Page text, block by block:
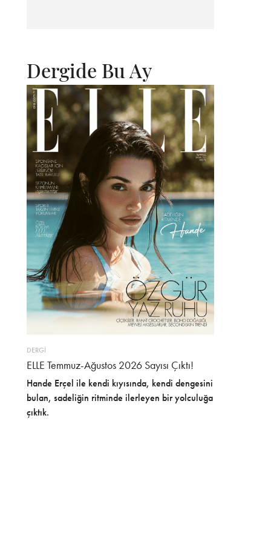
Dergide Bu Ay
DERGİ
ELLE Temmuz-Ağustos 2026 Sayısı Çıktı!
Hande Erçel ile kendi kıyısında, kendi dengesini
bulan, sadeliğin ritminde ilerleyen bir yolculuğa
çıktık.